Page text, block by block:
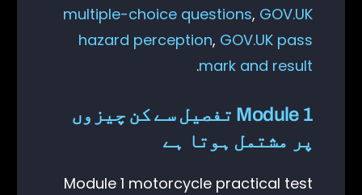
multiple-choice questions, GOV.UK
hazard perception, GOV.UK pass
mark and result
.
Module 1 تفصیل سے کن چیزوں
پر مشتمل ہوتا ہے
Module 1 motorcycle practical test